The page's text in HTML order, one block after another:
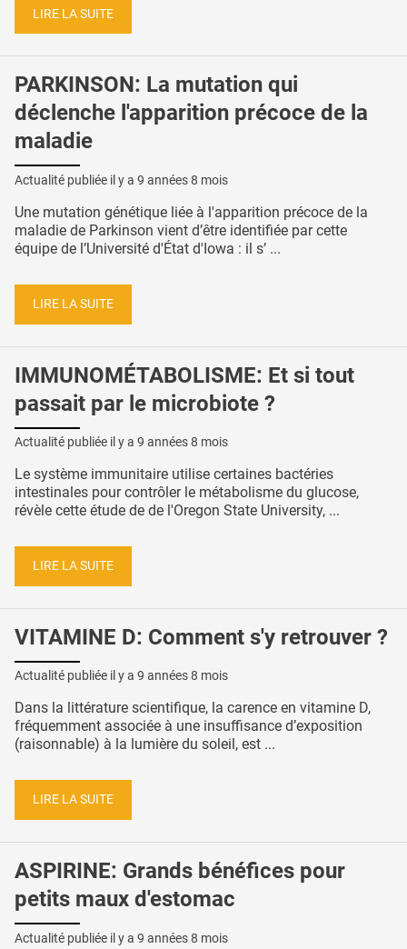
LIRE LA SUITE
PARKINSON: La mutation qui
déclenche l'apparition précoce de la
maladie
Actualité publiée il y a 9 années 8 mois
Une mutation génétique liée à l'apparition précoce de la
maladie de Parkinson vient d’être identifiée par cette
équipe de l’Université d'État d'Iowa : il s’ ...
LIRE LA SUITE
IMMUNOMÉTABOLISME: Et si tout
passait par le microbiote ?
Actualité publiée il y a 9 années 8 mois
Le système immunitaire utilise certaines bactéries
intestinales pour contrôler le métabolisme du glucose,
révèle cette étude de de l'Oregon State University, ...
LIRE LA SUITE
VITAMINE D: Comment s'y retrouver ?
Actualité publiée il y a 9 années 8 mois
Dans la littérature scientifique, la carence en vitamine D,
fréquemment associée à une insuffisance d’exposition
(raisonnable) à la lumière du soleil, est ...
LIRE LA SUITE
ASPIRINE: Grands bénéfices pour
petits maux d'estomac
Actualité publiée il y a 9 années 8 mois